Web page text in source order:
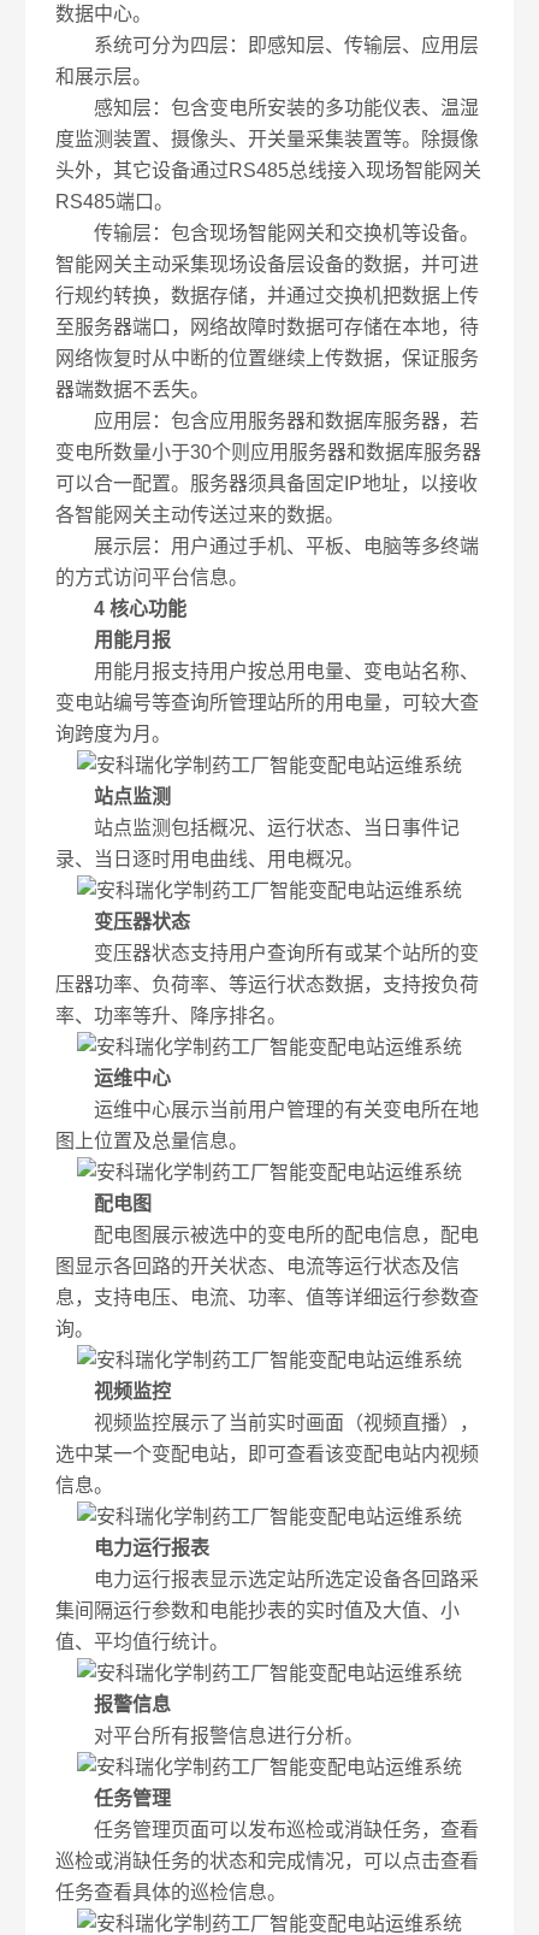
数据中心。
系统可分为四层：即感知层、传输层、应用层
和展示层。
感知层：包含变电所安装的多功能仪表、温湿
度监测装置、摄像头、开关量采集装置等。除摄像
头外，其它设备通过RS485总线接入现场智能网关
RS485端口。
传输层：包含现场智能网关和交换机等设备。
智能网关主动采集现场设备层设备的数据，并可进
行规约转换，数据存储，并通过交换机把数据上传
至服务器端口，网络故障时数据可存储在本地，待
网络恢复时从中断的位置继续上传数据，保证服务
器端数据不丢失。
应用层：包含应用服务器和数据库服务器，若
变电所数量小于30个则应用服务器和数据库服务器
可以合一配置。服务器须具备固定IP地址，以接收
各智能网关主动传送过来的数据。
展示层：用户通过手机、平板、电脑等多终端
的方式访问平台信息。
4 核心功能
用能月报
用能月报支持用户按总用电量、变电站名称、
变电站编号等查询所管理站所的用电量，可较大查
询跨度为月。
站点监测
站点监测包括概况、运行状态、当日事件记
录、当日逐时用电曲线、用电概况。
变压器状态
变压器状态支持用户查询所有或某个站所的变
压器功率、负荷率、等运行状态数据，支持按负荷
率、功率等升、降序排名。
运维中心
运维中心展示当前用户管理的有关变电所在地
图上位置及总量信息。
配电图
配电图展示被选中的变电所的配电信息，配电
图显示各回路的开关状态、电流等运行状态及信
息，支持电压、电流、功率、值等详细运行参数查
询。
视频监控
视频监控展示了当前实时画面（视频直播），
选中某一个变配电站，即可查看该变配电站内视频
信息。
电力运行报表
电力运行报表显示选定站所选定设备各回路采
集间隔运行参数和电能抄表的实时值及大值、小
值、平均值行统计。
报警信息
对平台所有报警信息进行分析。
任务管理
任务管理页面可以发布巡检或消缺任务，查看
巡检或消缺任务的状态和完成情况，可以点击查看
任务查看具体的巡检信息。